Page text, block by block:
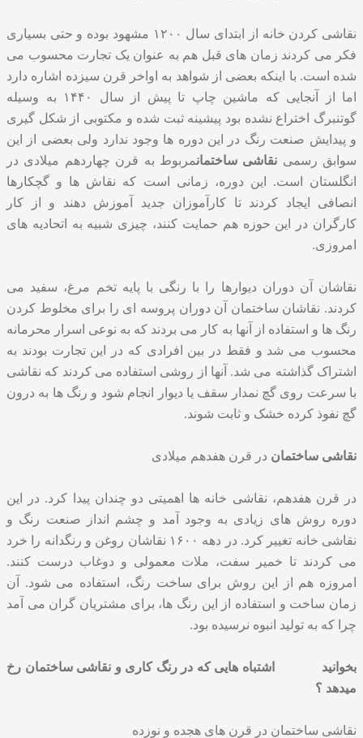
نقاشی کردن خانه از ابتدای سال ۱۲۰۰ مشهود بوده و حتی بسیاری
فکر می کردند زمان های قبل هم به عنوان یک تجارت محسوب می
شده است. با اینکه بعضی از شواهد به اواخر قرن سیزده اشاره دارد
اما از آنجایی که ماشین چاپ تا پیش از سال ۱۴۴۰ به وسیله
گوتنبرگ اختراع نشده بود پیشینه‌ ثبت شده و مکتوبی از شکل گیری
و پیدایش صنعت رنگ در این دوره ها وجود ندارد ولی بعضی از این
سوابق رسمی نقاشی ساختمانمربوط به قرن چهاردهم میلادی در
انگلستان است. این دوره، زمانی است که نقاش ها و گچکارها
انصافی ایجاد کردند تا کارآموزان جدید آموزش دهند و از کار
کارگران در این حوزه هم حمایت کنند، چیزی شبیه به اتحادیه های
امروزی.
نقاشان آن دوران دیوارها را با رنگی با پایه تخم مرغ، سفید می
کردند. نقاشان ساختمان آن دوران پروسه ای را برای مخلوط کردن
رنگ ها و استفاده از آنها به کار می بردند که به نوعی اسرار محرمانه
محسوب می شد و فقط در بین افرادی که در این تجارت بودند به
اشتراک گذاشته می شد. آنها از روشی استفاده می کردند که نقاشی
با سرعت روی گچ نمدار سقف یا دیوار انجام شود و رنگ ها به درون
گچ نفوذ کرده خشک و ثابت شوند.
نقاشی ساختمان در قرن هفدهم میلادی
در قرن هفدهم، نقاشی خانه ها اهمیتی دو چندان پیدا کرد. در این
دوره روش های زیادی به وجود آمد و چشم انداز صنعت رنگ و
نقاشی خانه تغییر کرد. در دهه ۱۶۰۰ نقاشان روغن و رنگدانه را خرد
می کردند تا خمیر سفت، ملات معمولی و دوغاب درست کنند.
امروزه هم از این روش برای ساخت رنگ، استفاده می شود. آن
زمان ساخت و استفاده از این رنگ ها، برای مشتریان گران می آمد
چرا که به تولید انبوه نرسیده بود.
بخوانید
اشتباه هایی که در رنگ کاری و نقاشی ساختمان رخ
میدهد ؟
نقاشی ساختمان در قرن های هجده و نوزده